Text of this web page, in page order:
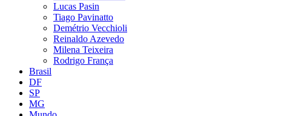
Lucas Pasin
Tiago Pavinatto
Demétrio Vecchioli
Reinaldo Azevedo
Milena Teixeira
Rodrigo França
Brasil
DF
SP
MG